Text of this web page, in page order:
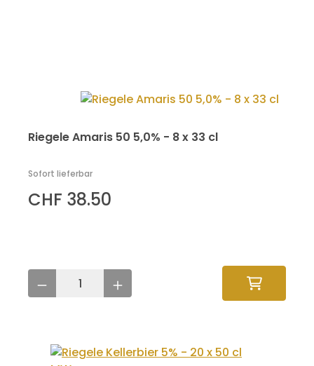
Riegele Amaris 50 5,0% - 8 x 33 cl
Sofort lieferbar
CHF 38.50